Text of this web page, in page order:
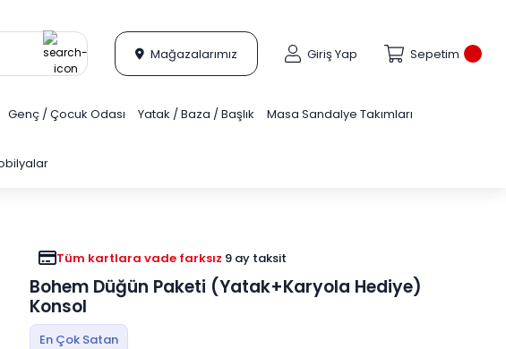
Mağazalarımız Giriş Yap Sepetim
Genç / Çocuk Odası Yatak / Baza / Başlık Masa Sandalye Takımları
Tüm kartlara vade farksız 9 ay taksit
Bohem Düğün Paketi (Yatak+Karyola Hediye)
Konsol
En Çok Satan